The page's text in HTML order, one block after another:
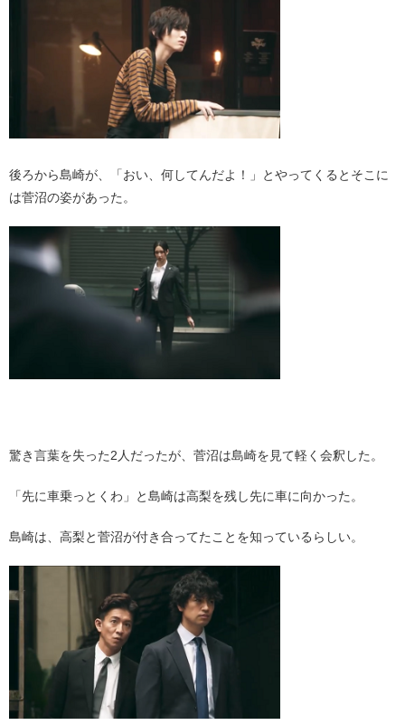
後ろから島崎が、「おい、何してんだよ！」とやってくるとそこに
は菅沼の姿があった。
驚き言葉を失った2人だったが、菅沼は島崎を見て軽く会釈した。
「先に車乗っとくわ」と島崎は高梨を残し先に車に向かった。
島崎は、高梨と菅沼が付き合ってたことを知っているらしい。